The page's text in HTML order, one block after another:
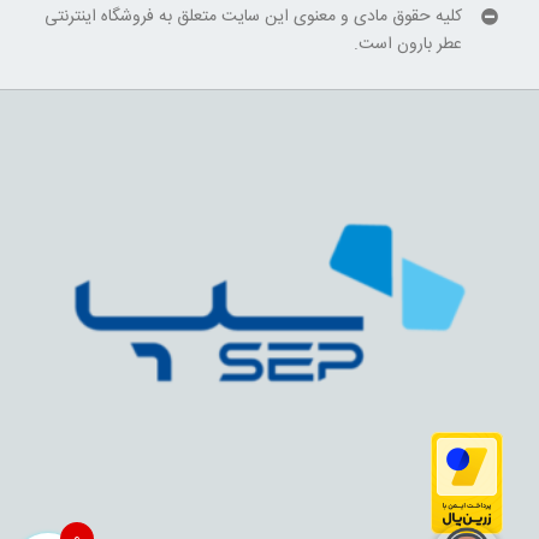
کلیه حقوق مادی و معنوی این سایت متعلق به فروشگاه اینترنتی
عطر بارون است.